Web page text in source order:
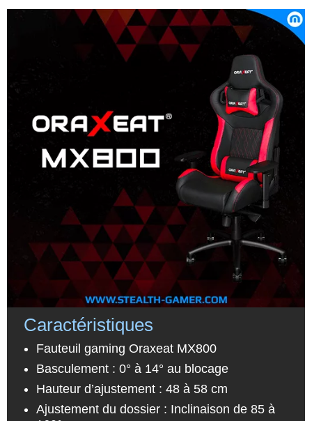
Caractéristiques
Fauteuil gaming Oraxeat MX800
Basculement : 0° à 14° au blocage
Hauteur d’ajustement : 48 à 58 cm
Ajustement du dossier : Inclinaison de 85 à